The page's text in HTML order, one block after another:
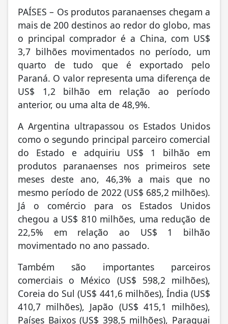
PAÍSES – Os produtos paranaenses chegam a
mais de 200 destinos ao redor do globo, mas
o principal comprador é a China, com US$
3,7 bilhões movimentados no período, um
quarto de tudo que é exportado pelo
Paraná. O valor representa uma diferença de
US$ 1,2 bilhão em relação ao período
anterior, ou uma alta de 48,9%.
A Argentina ultrapassou os Estados Unidos
como o segundo principal parceiro comercial
do Estado e adquiriu US$ 1 bilhão em
produtos paranaenses nos primeiros sete
meses deste ano, 46,3% a mais que no
mesmo período de 2022 (US$ 685,2 milhões).
Já o comércio para os Estados Unidos
chegou a US$ 810 milhões, uma redução de
22,5% em relação ao US$ 1 bilhão
movimentado no ano passado.
Também são importantes parceiros
comerciais o México (US$ 598,2 milhões),
Coreia do Sul (US$ 441,6 milhões), Índia (US$
410,7 milhões), Japão (US$ 415,1 milhões),
Países Baixos (US$ 398,5 milhões), Paraguai